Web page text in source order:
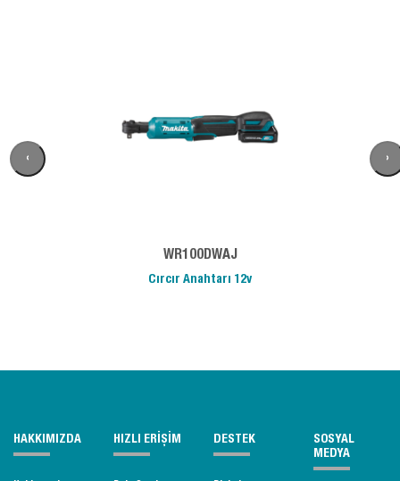
WR100DWAJ
Cırcır Anahtarı 12v
‹ ›
HAKKIMIZDA HIZLI ERİŞİM DESTEK
SOSYAL
MEDYA